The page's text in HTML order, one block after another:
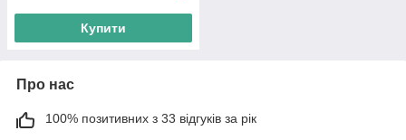
Купити
Про нас
100% позитивних з 33 відгуків за рік